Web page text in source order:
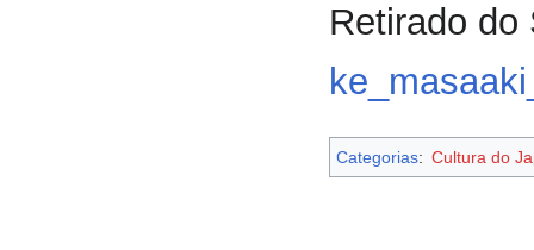
Retirado
Categorias: Cultura do